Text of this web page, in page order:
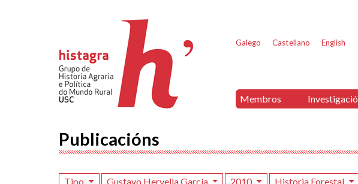
Galego Castellano English
Membros
Publicacións
Tipo Gustavo Hervella García 2010 Historia Forestal